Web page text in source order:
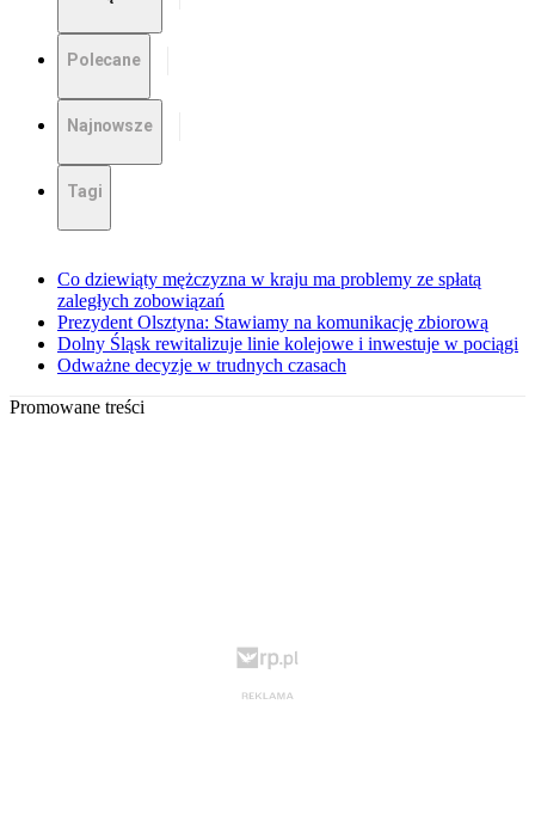
Polecane
Najnowsze
Tagi
Co dziewiąty mężczyzna w kraju ma problemy ze spłatą
zaległych zobowiązań
Prezydent Olsztyna: Stawiamy na komunikację zbiorową
Dolny Śląsk rewitalizuje linie kolejowe i inwestuje w pociągi
Odważne decyzje w trudnych czasach
Promowane treści